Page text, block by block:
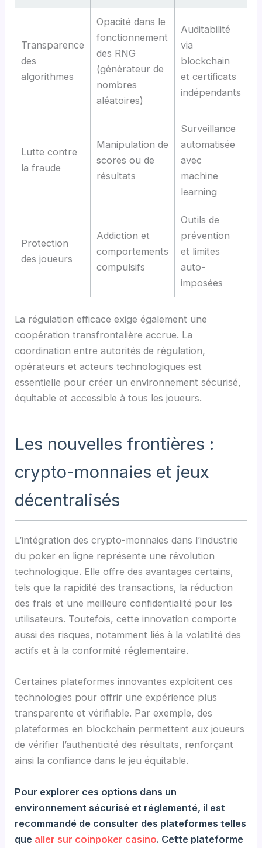
Transparence
des
algorithmes
Opacité dans le
fonctionnement
des RNG
(générateur de
nombres
aléatoires)
Auditabilité
via
blockchain
et certificats
indépendants
Lutte contre
la fraude
Manipulation de
scores ou de
résultats
Surveillance
automatisée
avec
machine
learning
Protection
des joueurs
Addiction et
comportements
compulsifs
Outils de
prévention
et limites
auto-
imposées
La régulation efficace exige également une
coopération transfrontalière accrue. La
coordination entre autorités de régulation,
opérateurs et acteurs technologiques est
essentielle pour créer un environnement sécurisé,
équitable et accessible à tous les joueurs.
Les nouvelles frontières :
crypto-monnaies et jeux
décentralisés
L’intégration des crypto-monnaies dans l’industrie
du poker en ligne représente une révolution
technologique. Elle offre des avantages certains,
tels que la rapidité des transactions, la réduction
des frais et une meilleure confidentialité pour les
utilisateurs. Toutefois, cette innovation comporte
aussi des risques, notamment liés à la volatilité des
actifs et à la conformité réglementaire.
Certaines plateformes innovantes exploitent ces
technologies pour offrir une expérience plus
transparente et vérifiable. Par exemple, des
plateformes en blockchain permettent aux joueurs
de vérifier l’authenticité des résultats, renforçant
ainsi la confiance dans le jeu équitable.
Pour explorer ces options dans un
environnement sécurisé et réglementé, il est
recommandé de consulter des plateformes telles
que aller sur coinpoker casino. Cette plateforme